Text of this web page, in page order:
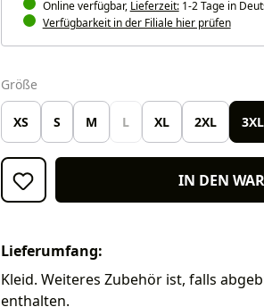
Online verfügbar, Lieferzeit:1-2 Tage in
Verfügbarkeit in der Filiale hier prüfen
Größeauswählen
XS S M L XL 2XL 3XL
IN DEN
Lieferumfang:
Kleid. Weiteres Zubehör ist, falls
enthalten.